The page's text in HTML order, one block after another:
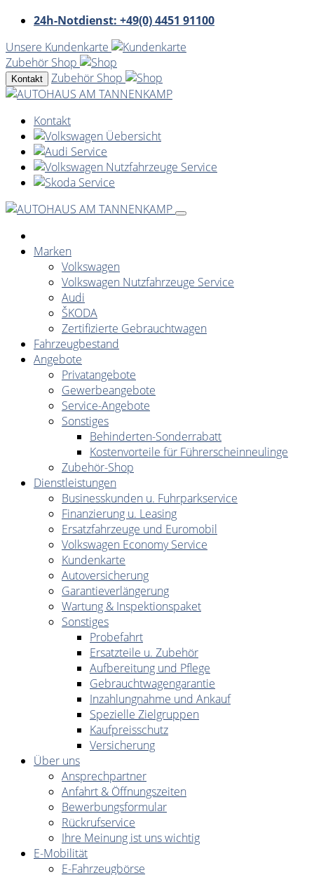
24h-Notdienst: +49(0) 4451 91100
Unsere Kundenkarte
Zubehör Shop
Kontakt Zubehör Shop
Kontakt
Marken
Volkswagen
Volkswagen Nutzfahrzeuge Service
Audi
ŠKODA
Zertifizierte Gebrauchtwagen
Fahrzeugbestand
Angebote
Privatangebote
Gewerbeangebote
Service-Angebote
Sonstiges
Behinderten-Sonderrabatt
Kostenvorteile für Führerscheinneulinge
Zubehör-Shop
Dienstleistungen
Businesskunden u. Fuhrparkservice
Finanzierung u. Leasing
Ersatzfahrzeuge und Euromobil
Volkswagen Economy Service
Kundenkarte
Autoversicherung
Garantieverlängerung
Wartung & Inspektionspaket
Sonstiges
Probefahrt
Ersatzteile u. Zubehör
Aufbereitung und Pflege
Gebrauchtwagengarantie
Inzahlungnahme und Ankauf
Spezielle Zielgruppen
Kaufpreisschutz
Versicherung
Über uns
Ansprechpartner
Anfahrt & Öffnungszeiten
Bewerbungsformular
Rückrufservice
Ihre Meinung ist uns wichtig
E-Mobilität
E-Fahrzeugbörse